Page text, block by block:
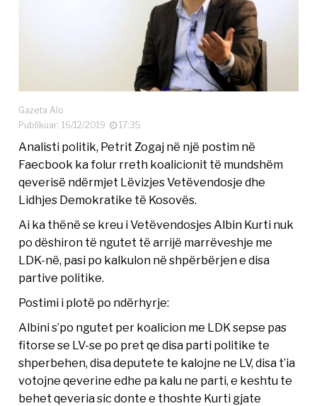
Gazeta Alo
Publikuar: 16/12/2019
17:35
Analisti politik, Petrit Zogaj në një postim në
Faecbook ka folur rreth koalicionit të mundshëm
qeverisë ndërmjet Lëvizjes Vetëvendosje dhe
Lidhjes Demokratike të Kosovës.
Ai ka thënë se kreu i Vetëvendosjes Albin Kurti nuk
po dëshiron të ngutet të arrijë marrëveshje me
LDK-në, pasi po kalkulon në shpërbërjen e disa
partive politike.
Postimi i plotë po ndërhyrje:
Albini s’po ngutet per koalicion me LDK sepse pas
fitorse se LV-se po pret qe disa parti politike te
shperbehen, disa deputete te kalojne ne LV, disa t’ia
votojne qeverine edhe pa kalu ne parti, e keshtu te
behet qeveria sic donte e thoshte Kurti gjate